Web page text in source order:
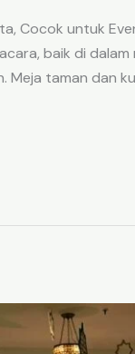
Cocok untuk
baik di
taman dan